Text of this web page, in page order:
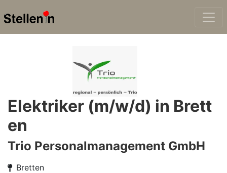
Elektriker (m/w/d) in Brett
en
Trio Personalmanagement GmbH
Bretten